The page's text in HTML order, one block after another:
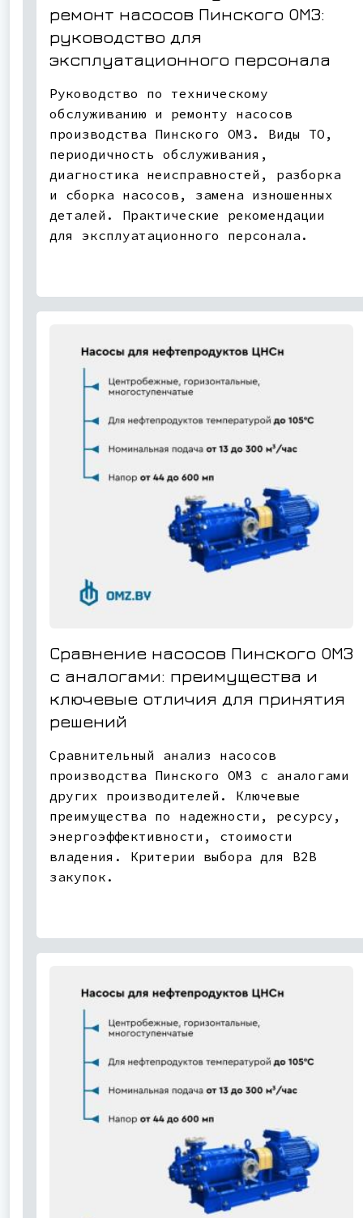
ремонт насосов Пинского ОМЗ:
руководство для
эксплуатационного персонала
Руководство по техническому
обслуживанию и ремонту насосов
производства Пинского ОМЗ. Виды ТО,
периодичность обслуживания,
диагностика неисправностей, разборка
и сборка насосов, замена изношенных
деталей. Практические рекомендации
для эксплуатационного персонала.
Сравнение насосов Пинского ОМЗ
с аналогами: преимущества и
ключевые отличия для принятия
решений
Сравнительный анализ насосов
производства Пинского ОМЗ с аналогами
других производителей. Ключевые
преимущества по надежности, ресурсу,
энергоэффективности, стоимости
владения. Критерии выбора для B2B
закупок.